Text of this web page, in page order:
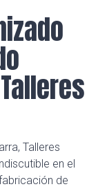
Talleres
en el
de